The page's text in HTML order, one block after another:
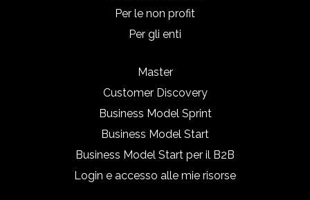
Per le non profit
Per gli enti
Master
Customer Discovery
Business Model Sprint
Business Model Start
Business Model Start per il B2B
Login e accesso alle mie risorse